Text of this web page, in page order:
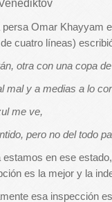
Omar Khayyam
cuatro líneas)
otra con una copa
mal y a medias a lo
me ve,
pero no del todo
en ese
es la mejor y la
esa inspección